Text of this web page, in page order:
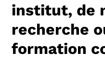
institut, de
recherche
formation